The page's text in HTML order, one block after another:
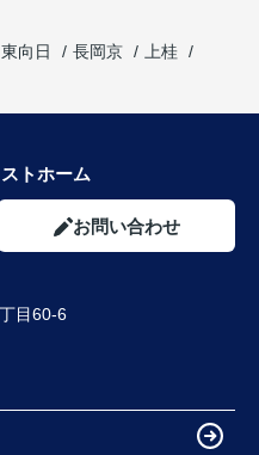
東向日 長岡京
上桂
トホーム
お問い合わせ
目60-6